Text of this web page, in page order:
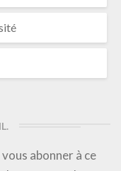
abonner à ce